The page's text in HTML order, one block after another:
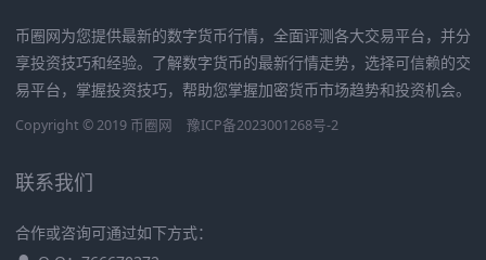
币圈网为您提供最新的数字货币行情，全面评测各大交易平台，并分
享投资技巧和经验。了解数字货币的最新行情走势，选择可信赖的交
易平台，掌握投资技巧，帮助您掌握加密货币市场趋势和投资机会。
Copyright © 2019 币圈网 豫ICP备2023001268号-2
联系我们
合作或咨询可通过如下方式：